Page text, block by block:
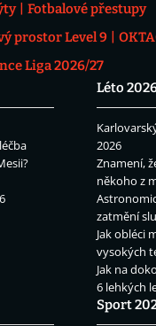
Fotbalové přestupy
prostor Level 9
Liga 2026/27
Léto
2026
Znamení,
někoho z
zatmění
Jak obléci
vysokých
Jak na
6 lehkých
Sport